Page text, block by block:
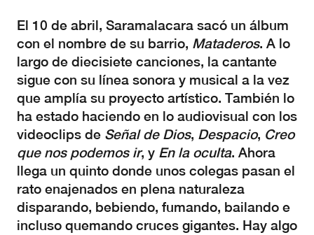
El 10 de abril, Saramalacara sacó un álbum
con el nombre de su barrio, Mataderos. A lo
largo de diecisiete canciones, la cantante
sigue con su línea sonora y musical a la vez
que amplía su proyecto artístico. También lo
ha estado haciendo en lo audiovisual con los
videoclips de Señal de Dios, Despacio, Creo
que nos podemos ir, y En la oculta. Ahora
llega un quinto donde unos colegas pasan el
rato enajenados en plena naturaleza
disparando, bebiendo, fumando, bailando e
incluso quemando cruces gigantes. Hay algo